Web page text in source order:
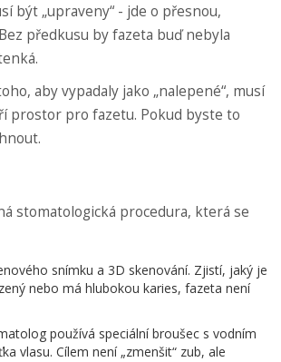
být „upraveny“ - jde o přesnou,
předkusu by fazeta buď nebyla
aby vypadaly jako „nalepené“, musí
prostor pro fazetu. Pokud byste to
stomatologická procedura, která se
snímku a 3D skenování. Zjistí, jaký je
nebo má hlubokou karies, fazeta není
používá speciální broušec s vodním
vlasu. Cílem není „zmenšit“ zub, ale